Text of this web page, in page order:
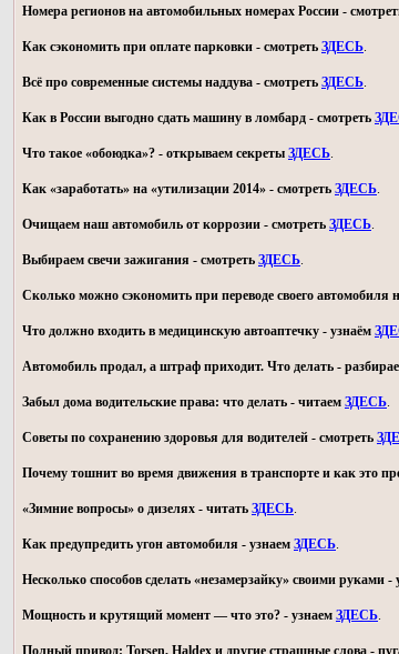
Номера регионов на автомобильных номерах России -
Как сэкономить при оплате парковки - смотреть ЗДЕСЬ.
Всё про современные системы наддува - смотреть ЗДЕСЬ.
Как в России выгодно сдать машину в ломбард - смотреть
Что такое «обоюдка»? - открываем секреты ЗДЕСЬ.
Как «заработать» на «утилизации 2014» - смотреть ЗДЕСЬ.
Очищаем наш автомобиль от коррозии - смотреть ЗДЕСЬ.
Выбираем свечи зажигания - смотреть ЗДЕСЬ.
Сколько можно сэкономить при переводе своего автомобиля
Что должно входить в медицинскую автоаптечку - узнаём
Автомобиль продал, а штраф приходит. Что делать -
Забыл дома водительские права: что делать - читаем ЗДЕСЬ.
Советы по сохранению здоровья для водителей - смотреть
Почему тошнит во время движения в транспорте и как это
«Зимние вопросы» о дизелях - читать ЗДЕСЬ.
Как предупредить угон автомобиля - узнаем ЗДЕСЬ.
Несколько способов сделать «незамерзайку» своими руками -
Мощность и крутящий момент — что это? - узнаем ЗДЕСЬ.
Полный привод: Torsen, Haldex и другие страшные слова -